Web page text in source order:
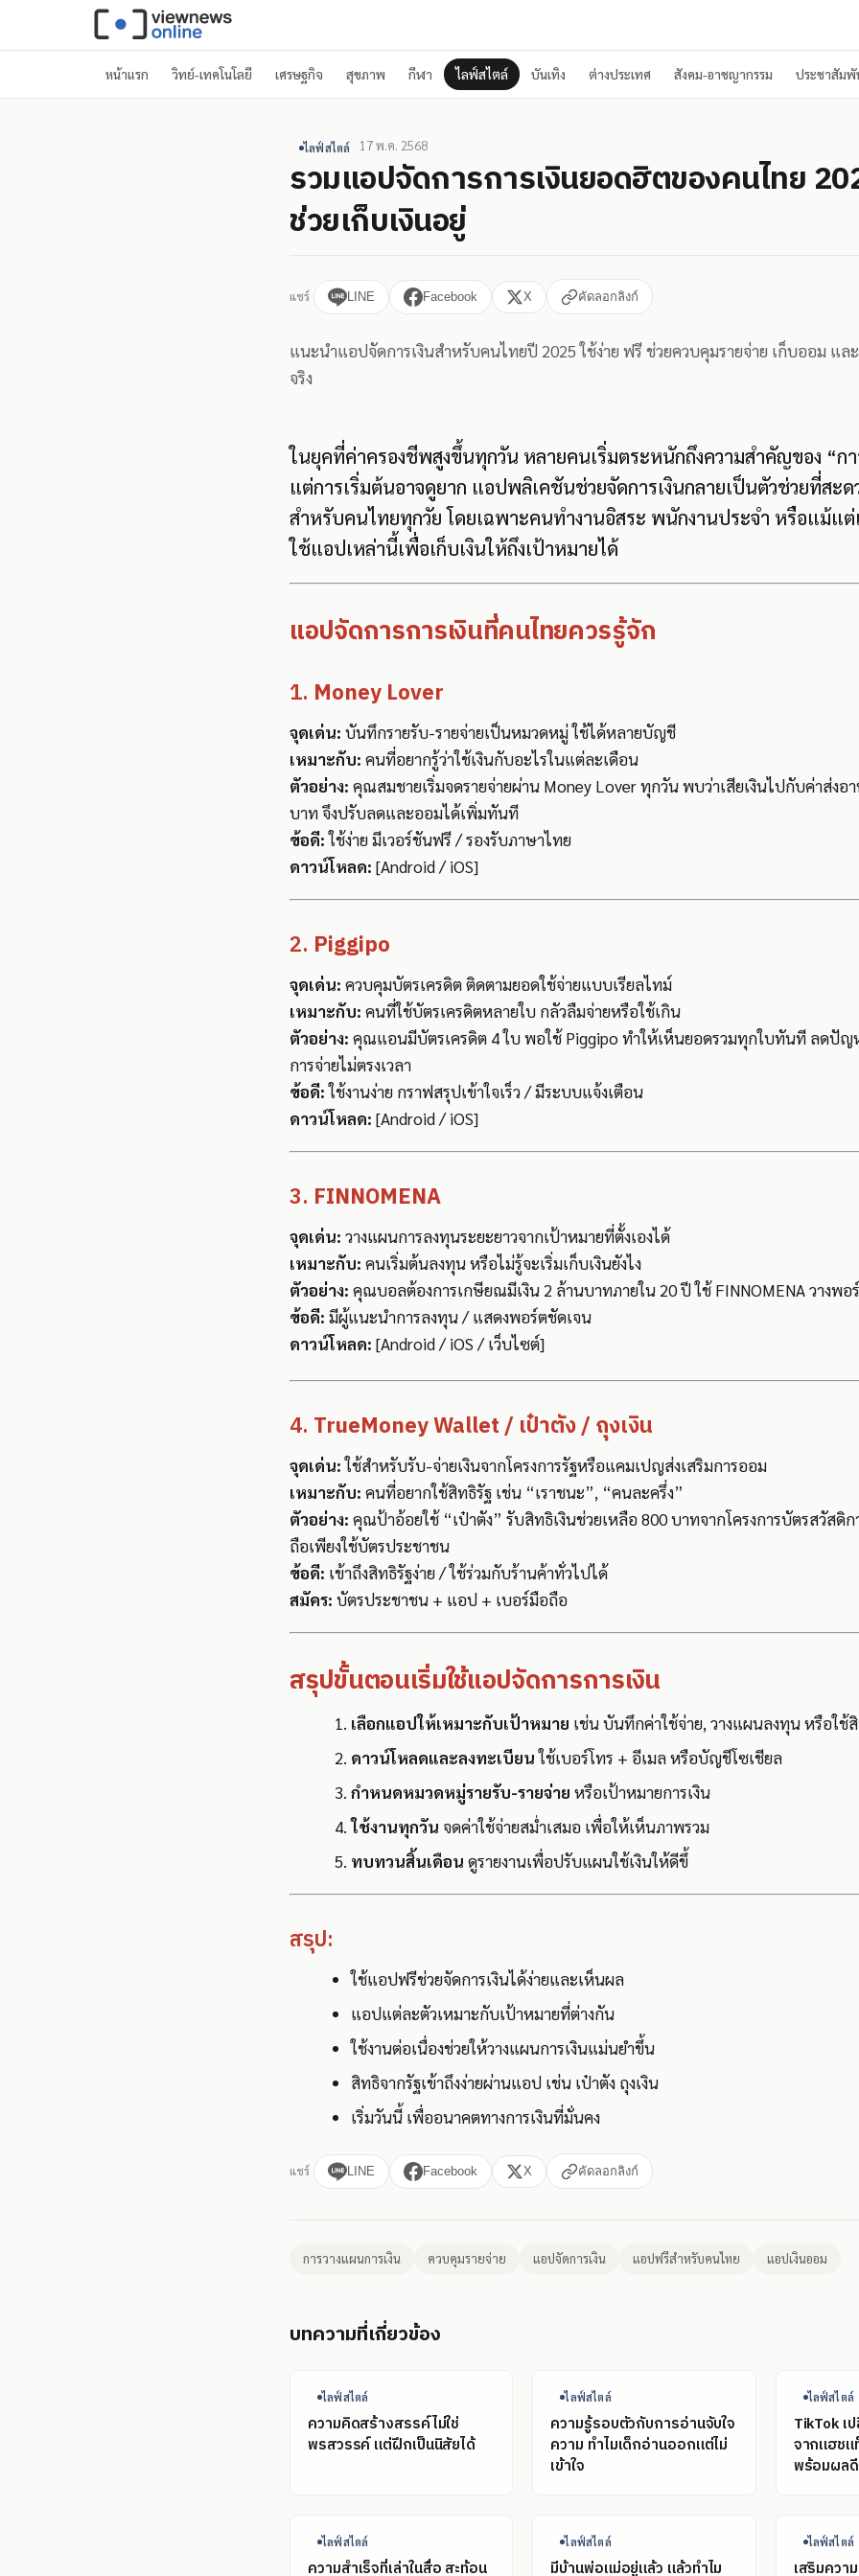
หน้าแรก วิทย์-เทคโนโลยี เศรษฐกิจ สุขภาพ กีฬา ไลฟ์สไตล์ บันเทิง ต่างประเทศ สังคม-อาชญากรรม ประชาสัมพั
ไลฟ์สไตล์ 17 พ.ค. 2568
รวมแอปจัดการการเงินยอดฮิตของคนไทย
ช่วยเก็บเงินอยู่
แชร์ LINE Facebook X คัดลอกลิงก์
แนะนำแอปจัดการเงินสำหรับคนไทยปี 2025 ใช้ง่าย ฟรี ช่วยควบคุมรายจ่าย เก็บออม แล
จริง
ในยุคที่ค่าครองชีพสูงขึ้นทุกวัน หลายคนเริ่มตระหนักถึงความสำคัญของ “กา
แต่การเริ่มต้นอาจดูยาก แอปพลิเคชันช่วยจัดการเงินกลายเป็นตัวช่วยที่สะด
สำหรับคนไทยทุกวัย โดยเฉพาะคนทำงานอิสระ พนักงานประจำ หรือแม้แ
ใช้แอปเหล่านี้เพื่อเก็บเงินให้ถึงเป้าหมายได้
แอปจัดการการเงินที่คนไทยควรรู้จัก
1. Money Lover
จุดเด่น: บันทึกรายรับ-รายจ่ายเป็นหมวดหมู่ ใช้ได้หลายบัญชี
เหมาะกับ: คนที่อยากรู้ว่าใช้เงินกับอะไรในแต่ละเดือน
ตัวอย่าง: คุณสมชายเริ่มจดรายจ่ายผ่าน Money Lover ทุกวัน พบว่าเสียเงินไปกับค่าส่งอ
บาท จึงปรับลดและออมได้เพิ่มทันที
ข้อดี:ใช้ง่าย มีเวอร์ชันฟรี / รองรับภาษาไทย
ดาวน์โหลด: [Android / iOS]
2. Piggipo
จุดเด่น: ควบคุมบัตรเครดิต ติดตามยอดใช้จ่ายแบบเรียลไทม์
เหมาะกับ: คนที่ใช้บัตรเครดิตหลายใบ กลัวลืมจ่ายหรือใช้เกิน
ตัวอย่าง: คุณแอนมีบัตรเครดิต 4 ใบ พอใช้ Piggipo ทำให้เห็นยอดรวมทุกใบทันที ลดปัญ
การจ่ายไม่ตรงเวลา
ข้อดี:ใช้งานง่าย กราฟสรุปเข้าใจเร็ว / มีระบบแจ้งเตือน
ดาวน์โหลด: [Android / iOS]
3. FINNOMENA
จุดเด่น: วางแผนการลงทุนระยะยาวจากเป้าหมายที่ตั้งเองได้
เหมาะกับ: คนเริ่มต้นลงทุน หรือไม่รู้จะเริ่มเก็บเงินยังไง
ตัวอย่าง: คุณบอลต้องการเกษียณมีเงิน 2 ล้านบาทภายใน 20 ปี ใช้ FINNOMENA วางพ
ข้อดี: มีผู้แนะนำการลงทุน / แสดงพอร์ตชัดเจน
ดาวน์โหลด: [Android / iOS / เว็บไซต์]
4. TrueMoney Wallet / เป๋าตัง / ถุงเงิน
จุดเด่น:ใช้สำหรับรับ-จ่ายเงินจากโครงการรัฐหรือแคมเปญส่งเสริมการออม
เหมาะกับ: คนที่อยากใช้สิทธิรัฐ เช่น “เราชนะ”, “คนละครึ่ง”
ตัวอย่าง: คุณป้าอ้อยใช้ “เป๋าตัง” รับสิทธิเงินช่วยเหลือ 800 บาทจากโครงการบัตรสวัสดิ
ถือเพียงใช้บัตรประชาชน
ข้อดี: เข้าถึงสิทธิรัฐง่าย / ใช้ร่วมกับร้านค้าทั่วไปได้
สมัคร: บัตรประชาชน + แอป + เบอร์มือถือ
สรุปขั้นตอนเริ่มใช้แอปจัดการการเงิน
เลือกแอปให้เหมาะกับเป้าหมาย เช่น บันทึกค่าใช้จ่าย, วางแผนลงทุน หรือใช้
ดาวน์โหลดและลงทะเบียนใช้เบอร์โทร + อีเมล หรือบัญชีโซเชียล
กำหนดหมวดหมู่รายรับ-รายจ่าย หรือเป้าหมายการเงิน
ใช้งานทุกวัน จดค่าใช้จ่ายสม่ำเสมอ เพื่อให้เห็นภาพรวม
ทบทวนสิ้นเดือน ดูรายงานเพื่อปรับแผนใช้เงินให้ดีขึ้
สรุป:
ใช้แอปฟรีช่วยจัดการเงินได้ง่ายและเห็นผล
แอปแต่ละตัวเหมาะกับเป้าหมายที่ต่างกัน
ใช้งานต่อเนื่องช่วยให้วางแผนการเงินแม่นยำขึ้น
สิทธิจากรัฐเข้าถึงง่ายผ่านแอป เช่น เป๋าตัง ถุงเงิน
เริ่มวันนี้ เพื่ออนาคตทางการเงินที่มั่นคง
แชร์ LINE Facebook X คัดลอกลิงก์
การวางแผนการเงิน ควบคุมรายจ่าย แอปจัดการเงิน แอปฟรีสำหรับคนไทย แอปเงินออม
บทความที่เกี่ยวข้อง
ไลฟ์สไตล์
ความคิดสร้างสรรค์ไม่ใช่
พรสวรรค์ แต่ฝึกเป็นนิสัยได้
ไลฟ์สไตล์
ความรู้รอบตัวกับการอ่านจับใจ
ความ ทำไมเด็กอ่านออกแต่ไม่
เข้าใจ
ไลฟ์สไตล์
TikTok เ
จากแฮชแ
พร้อมผล
ไลฟ์สไตล์
ความสำเร็จที่เล่าในสื่อ สะท้อน
ไลฟ์สไตล์
มีบ้านพ่อแม่อยู่แล้ว แล้วทำไม
ไลฟ์สไตล์
เสริมควา